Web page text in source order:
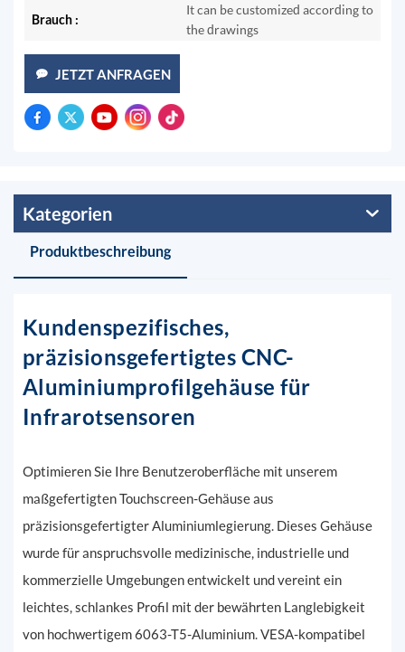
Brauch :
It can be customized according to
the drawings
JETZT ANFRAGEN
Kategorien
Produktbeschreibung
Kundenspezifisches,
präzisionsgefertigtes CNC-
Aluminiumprofilgehäuse für
Infrarotsensoren
Optimieren Sie Ihre Benutzeroberfläche mit unserem
maßgefertigten Touchscreen-Gehäuse aus
präzisionsgefertigter Aluminiumlegierung. Dieses Gehäuse
wurde für anspruchsvolle medizinische, industrielle und
kommerzielle Umgebungen entwickelt und vereint ein
leichtes, schlankes Profil mit der bewährten Langlebigkeit
von hochwertigem 6063-T5-Aluminium. VESA-kompatibel